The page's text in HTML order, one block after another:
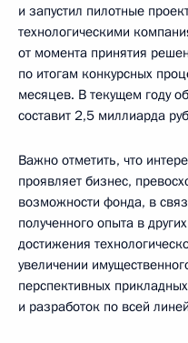
и запустил пилотные
технологическими
от момента принятия
по итогам конкурсных
месяцев. В текущем году
составит 2,5 миллиарда
Важно отметить, что
проявляет бизнес,
возможности фонда, в
полученного опыта в
достижения
увеличении
перспективных
и разработок по всей